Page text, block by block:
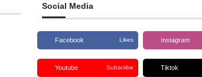
Social Media
Facebook Likes Instagram
Youtube Subscribe Tiktok